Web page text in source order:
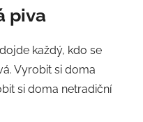
piva
každý, kdo se
Vyrobit si doma
si doma netradiční